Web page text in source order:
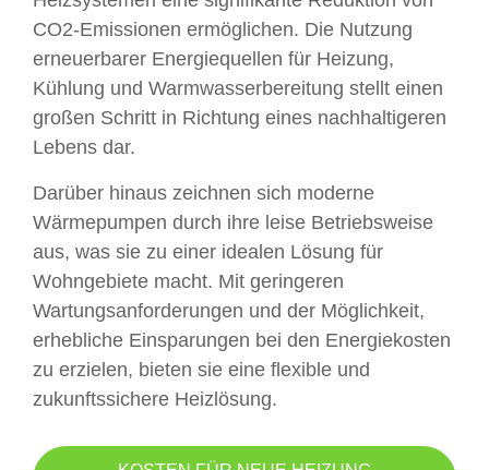
CO2-Emissionen ermöglichen. Die Nutzung
erneuerbarer Energiequellen für Heizung,
Kühlung und Warmwasserbereitung stellt einen
großen Schritt in Richtung eines nachhaltigeren
Lebens dar.
Darüber hinaus zeichnen sich moderne
Wärmepumpen durch ihre leise Betriebsweise
aus, was sie zu einer idealen Lösung für
Wohngebiete macht. Mit geringeren
Wartungsanforderungen und der Möglichkeit,
erhebliche Einsparungen bei den Energiekosten
zu erzielen, bieten sie eine flexible und
zukunftssichere Heizlösung.